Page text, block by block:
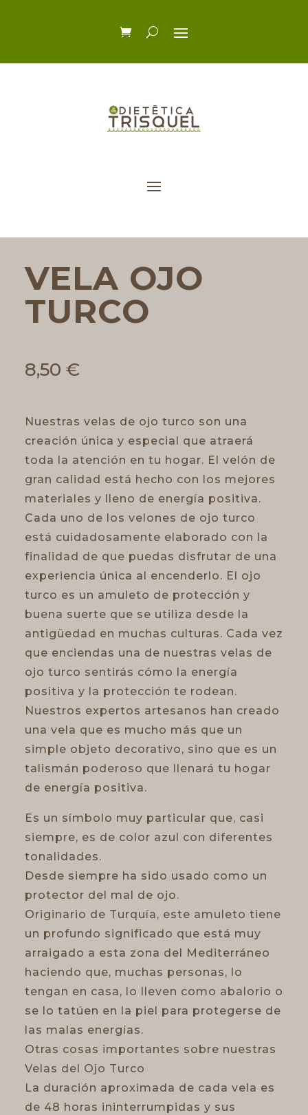
VELA OJO
TURCO
8,50 €
Nuestras velas de ojo turco son una
creación única y especial que atraerá
toda la atención en tu hogar. El velón de
gran calidad está hecho con los mejores
materiales y lleno de energía positiva.
Cada uno de los velones de ojo turco
está cuidadosamente elaborado con la
finalidad de que puedas disfrutar de una
experiencia única al encenderlo. El ojo
turco es un amuleto de protección y
buena suerte que se utiliza desde la
antigüedad en muchas culturas. Cada vez
que enciendas una de nuestras velas de
ojo turco sentirás cómo la energía
positiva y la protección te rodean.
Nuestros expertos artesanos han creado
una vela que es mucho más que un
simple objeto decorativo, sino que es un
talismán poderoso que llenará tu hogar
de energía positiva.
Es un símbolo muy particular que, casi
siempre, es de color azul con diferentes
tonalidades.
Desde siempre ha sido usado como un
protector del mal de ojo.
Originario de Turquía, este amuleto tiene
un profundo significado que está muy
arraigado a esta zona del Mediterráneo
haciendo que, muchas personas, lo
tengan en casa, lo lleven como abalorio o
se lo tatúen en la piel para protegerse de
las malas energías.
Otras cosas importantes sobre nuestras
Velas del Ojo Turco
La duración aproximada de cada vela es
de 48 horas ininterrumpidas y sus